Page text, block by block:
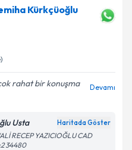
Kürkçüoğlu
rahat bir konuşma
Devamı
Usta Haritada Göster
RECEP YAZICIOĞLU CAD
34480